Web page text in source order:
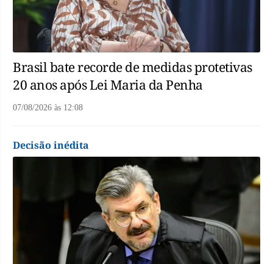
Brasil bate recorde de medidas protetivas
20 anos após Lei Maria da Penha
07/08/2026 às 12:08
Decisão inédita